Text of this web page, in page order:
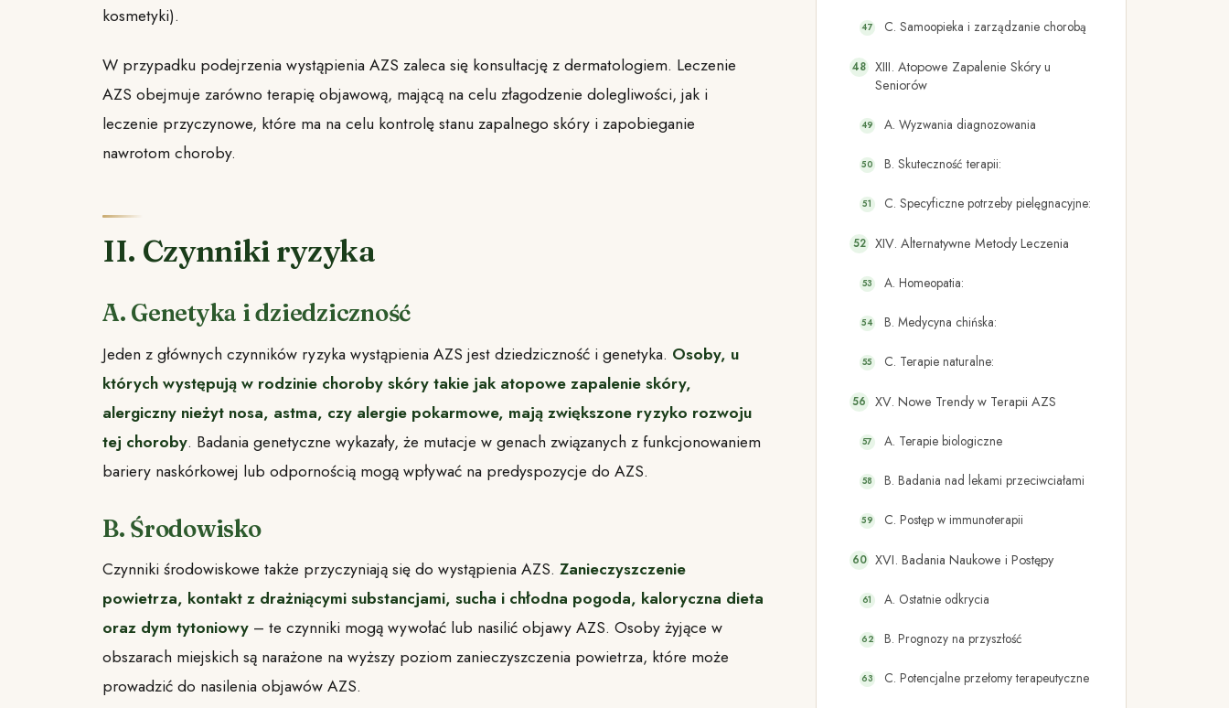
kosmetyki).
W przypadku podejrzenia wystąpienia AZS zaleca się konsultację z dermatologiem. Leczenie
AZS obejmuje zarówno terapię objawową, mającą na celu złagodzenie dolegliwości, jak i
leczenie przyczynowe, które ma na celu kontrolę stanu zapalnego skóry i zapobieganie
nawrotom choroby.
II. Czynniki ryzyka
A. Genetyka i dziedziczność
Jeden z głównych czynników ryzyka wystąpienia AZS jest dziedziczność i genetyka. Osoby, u
których występują w rodzinie choroby skóry takie jak atopowe zapalenie skóry,
alergiczny nieżyt nosa, astma, czy alergie pokarmowe, mają zwiększone ryzyko rozwoju
tej choroby. Badania genetyczne wykazały, że mutacje w genach związanych z funkcjonowaniem
bariery naskórkowej lub odpornością mogą wpływać na predyspozycje do AZS.
B. Środowisko
Czynniki środowiskowe także przyczyniają się do wystąpienia AZS. Zanieczyszczenie
powietrza, kontakt z drażniącymi substancjami, sucha i chłodna pogoda, kaloryczna dieta
oraz dym tytoniowy – te czynniki mogą wywołać lub nasilić objawy AZS. Osoby żyjące w
obszarach miejskich są narażone na wyższy poziom zanieczyszczenia powietrza, które może
prowadzić do nasilenia objawów AZS.
C. Samoopieka i zarządzanie chorobą
XIII. Atopowe Zapalenie Skóry u
Seniorów
A. Wyzwania diagnozowania
B. Skuteczność terapii:
C. Specyficzne potrzeby pielęgnacyjne:
XIV. Alternatywne Metody Leczenia
A. Homeopatia:
B. Medycyna chińska:
C. Terapie naturalne:
XV. Nowe Trendy w Terapii AZS
A. Terapie biologiczne
B. Badania nad lekami przeciwciałami
C. Postęp w immunoterapii
XVI. Badania Naukowe i Postępy
A. Ostatnie odkrycia
B. Prognozy na przyszłość
C. Potencjalne przełomy terapeutyczne